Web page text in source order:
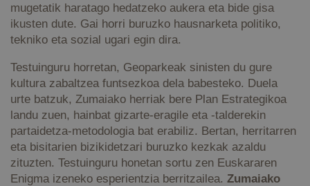
mugetatik haratago hedatzeko aukera eta bide gisa
ikusten dute. Gai horri buruzko hausnarketa politiko,
tekniko eta sozial ugari egin dira.
Testuinguru horretan, Geoparkeak sinisten du gure
kultura zabaltzea funtsezkoa dela babesteko. Duela
urte batzuk, Zumaiako herriak bere Plan Estrategikoa
landu zuen, hainbat gizarte-eragile eta -talderekin
partaidetza-metodologia bat erabiliz. Bertan, herritarren
eta bisitarien bizikidetzari buruzko kezkak azaldu
zituzten. Testuinguru honetan sortu zen Euskararen
Enigma izeneko esperientzia berritzailea. Zumaiako